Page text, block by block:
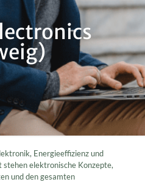
Energieeffizienz und
elektronische Konzepte,
und den gesamten